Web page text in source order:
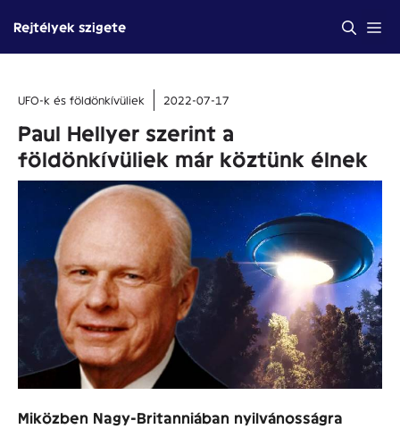
tartalomba
Rejtélyek szigete
UFO-k és földönkívüliek 2022-07-17
Paul Hellyer szerint a
földönkívüliek már köztünk élnek
Miközben Nagy-Britanniában nyilvánosságra